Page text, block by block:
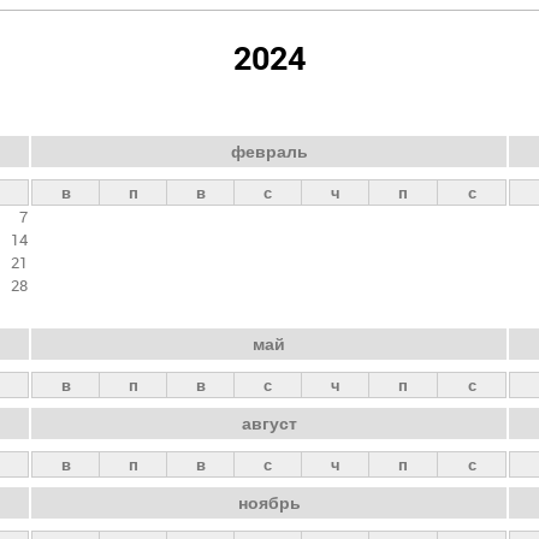
2024
7
14
21
28
февраль
в п в с ч п с
май
в п в с ч п с
август
в п в с ч п с
ноябрь